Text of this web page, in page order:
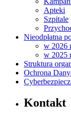
Apteki
Szpitale
Nieodpłatna
w 2026
w 2025
Struktura
Ochrona
Kontakt